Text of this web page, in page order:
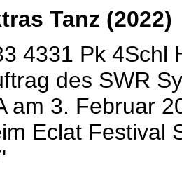
Tanz (2022)
4331 Pk 4Schl
des SWR
am 3. Februar
Eclat Festival